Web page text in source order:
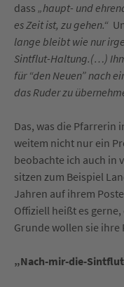
dass „haupt- und
es Zeit ist, zu gehen.“
lange bleibt wie nur
Sintflut-Haltung.(…)
für “den Neuen” nach
das Ruder zu
Das, was die Pfarrerin
weitem nicht nur ein
beobachte ich auch in
sitzen zum Beispiel
Jahren auf ihrem
Offiziell heißt es
Grunde wollen sie
„Nach-mir-die-